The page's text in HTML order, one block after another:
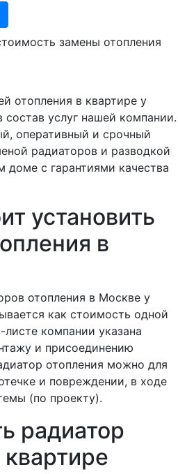
замены отопления
отопления в квартире у
услуг нашей компании.
оперативный и срочный
радиаторов и разводкой
доме с гарантиями качества
установить
в
отопления в Москве у
как стоимость одной
компании указана
и присоединению
отопления можно для
и повреждении, в ходе
(по проекту).
радиатор